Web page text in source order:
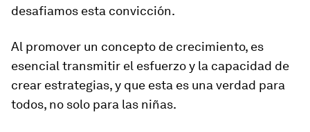
desafiamos esta convicción.
Al promover un concepto de crecimiento, es
esencial transmitir el esfuerzo y la capacidad de
crear estrategias, y que esta es una verdad para
todos, no solo para las niñas.